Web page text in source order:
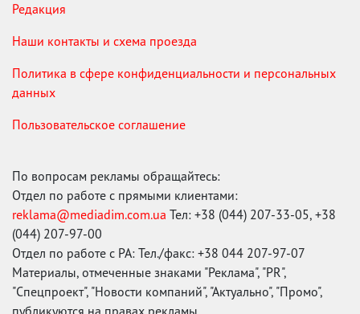
Редакция
Наши контакты и схема проезда
Политика в сфере конфиденциальности и персональных
данных
Пользовательское соглашение
По вопросам рекламы обращайтесь:
Отдел по работе с прямыми клиентами:
reklama@mediadim.com.ua Тел: +38 (044) 207-33-05, +38
(044) 207-97-00
Отдел по работе с РА: Тел./факс: +38 044 207-97-07
Материалы, отмеченные знаками "Реклама", "PR",
"Спецпроект", "Новости компаний", "Актуально", "Промо",